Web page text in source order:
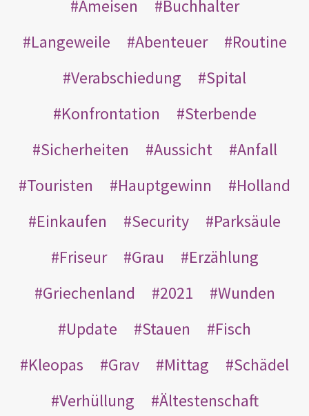
Ameisen
Buchhalter
Langeweile
Abenteuer
Routine
Verabschiedung
Spital
Konfrontation
Sterbende
Sicherheiten
Aussicht
Anfall
Touristen
Hauptgewinn
Holland
Einkaufen
Security
Parksäule
Friseur
Grau
Erzählung
Griechenland
2021
Wunden
Update
Stauen
Fisch
Kleopas
Grav Mittag
Schädel
Verhüllung
Ältestenschaft